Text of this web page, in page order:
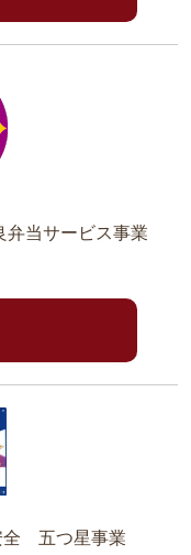
弁当サービス事業
全 五つ星事業